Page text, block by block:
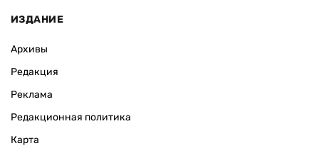
ИЗДАНИЕ
Архивы
Редакция
Реклама
Редакционная политика
Карта